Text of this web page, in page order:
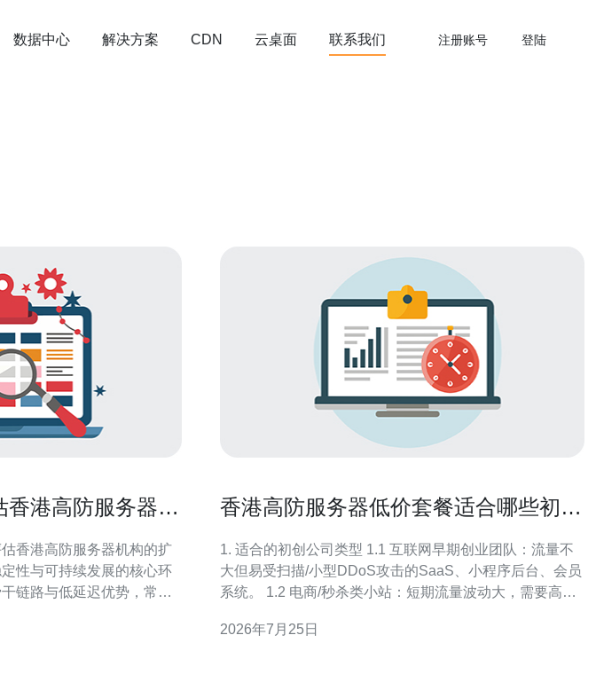
数据中心 解决方案 CDN 云桌面 联系我们 注册账号 登陆
港高防服务器机
香港高防服务器机构的扩
性与可持续发展的核心环
链路与低延迟优势，常被
异显著。 首先要关
香港高防服务器低价套餐适合哪些初创
1. 适合的初创公司类型 1.1 互联网早期创业团队：流量不
大但易受扫描/小型DDoS攻击的SaaS、小程序后台、会员
系统。 1.2 电商/秒杀类小站：短期流量波动大，需要高防
有要求但初期资金受限，需靠低价高防做基础防护。 2. 选
2026年7月25日